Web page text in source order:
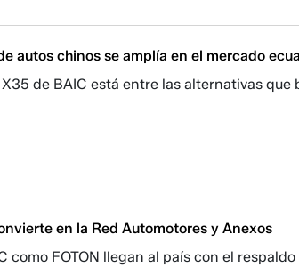
autos chinos se amplía en el mercado
de BAIC está entre las alternativas que
en la Red Automotores y Anexos
como FOTON llegan al país con el